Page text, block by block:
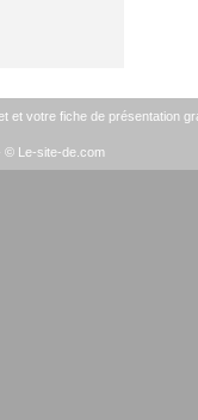
et votre fiche de présentation
© Le-site-de.com